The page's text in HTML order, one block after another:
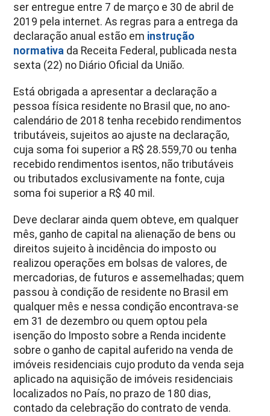
ser entregue entre 7 de março e 30 de abril de
2019 pela internet. As regras para a entrega da
declaração anual estão em instrução
normativa da Receita Federal, publicada nesta
sexta (22) no Diário Oficial da União.
Está obrigada a apresentar a declaração a
pessoa física residente no Brasil que, no ano-
calendário de 2018 tenha recebido rendimentos
tributáveis, sujeitos ao ajuste na declaração,
cuja soma foi superior a R$ 28.559,70 ou tenha
recebido rendimentos isentos, não tributáveis
ou tributados exclusivamente na fonte, cuja
soma foi superior a R$ 40 mil.
Deve declarar ainda quem obteve, em qualquer
mês, ganho de capital na alienação de bens ou
direitos sujeito à incidência do imposto ou
realizou operações em bolsas de valores, de
mercadorias, de futuros e assemelhadas; quem
passou à condição de residente no Brasil em
qualquer mês e nessa condição encontrava-se
em 31 de dezembro ou quem optou pela
isenção do Imposto sobre a Renda incidente
sobre o ganho de capital auferido na venda de
imóveis residenciais cujo produto da venda seja
aplicado na aquisição de imóveis residenciais
localizados no País, no prazo de 180 dias,
contado da celebração do contrato de venda.